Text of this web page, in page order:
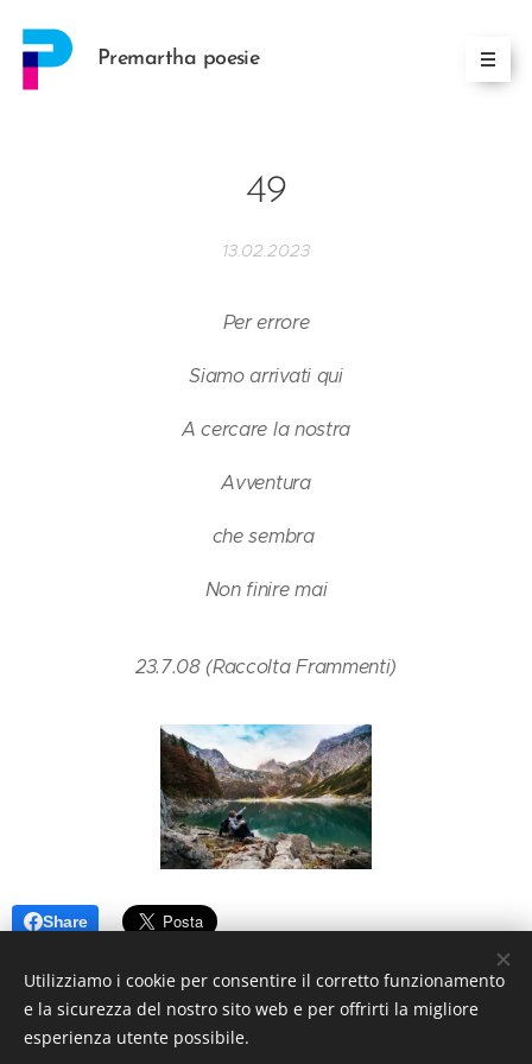
Premartha poesie
49
13.02.2023
Per errore
Siamo arrivati qui
A cercare la nostra
Avventura
che sembra
Non finire mai
23.7.08 (Raccolta Frammenti)
Share
Utilizziamo i cookie per consentire il corretto funzionamento
e la sicurezza del nostro sito web e per offrirti la migliore
esperienza utente possibile.